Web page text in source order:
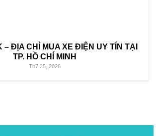
– ĐỊA CHỈ MUA XE ĐIỆN UY TÍN TẠI
TP. HỒ CHÍ MINH
Th7 25, 2026